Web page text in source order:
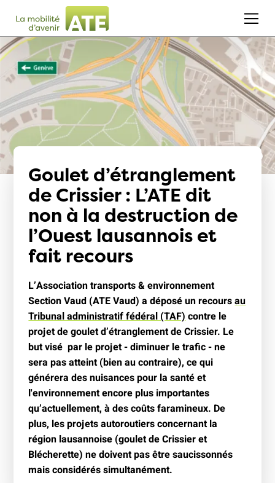
Goulet d’étranglement
de Crissier : L’ATE dit
non à la destruction de
l’Ouest lausannois et
fait recours
L’Association transports & environnement
Section Vaud (ATE Vaud) a déposé un recoursau
Tribunal administratif fédéral (TAF) contre le
projet de goulet d’étranglement de Crissier. Le
but visé par le projet - diminuer le trafic - ne
sera pas atteint (bien au contraire), ce qui
générera des nuisances pour la santé et
l'environnement encore plus importantes
qu’actuellement, à des coûts faramineux. De
plus, les projets autoroutiers concernant la
région lausannoise (goulet de Crissier et
Blécherette) ne doivent pas être saucissonnés
mais considérés simultanément.